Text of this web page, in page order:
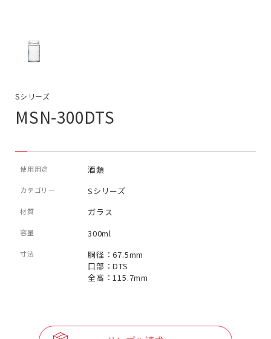
Sシリーズ
MSN-300DTS
使用用途 酒類
カテゴリー Sシリーズ
材質 ガラス
容量 300ml
寸法
胴径：67.5mm
口部：DTS
全高：115.7mm